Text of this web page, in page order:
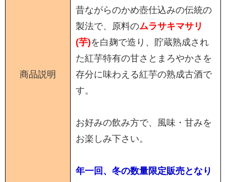
商品説明
昔ながらのかめ壺仕込みの伝統の
製法で、原料のムラサキマサリ
(芋)を白麹で造り、貯蔵熟成され
た紅芋特有の甘さとまろやかさを
存分に味わえる紅芋の熟成古酒で
す。
お好みの飲み方で、風味・甘みを
お楽しみ下さい。
年一回、冬の数量限定販売となり